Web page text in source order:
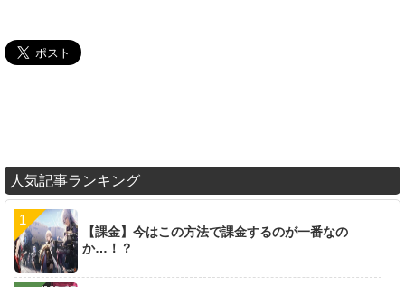
人気記事ランキング
【課金】今はこの方法で課金するのが一番なの
か…！？